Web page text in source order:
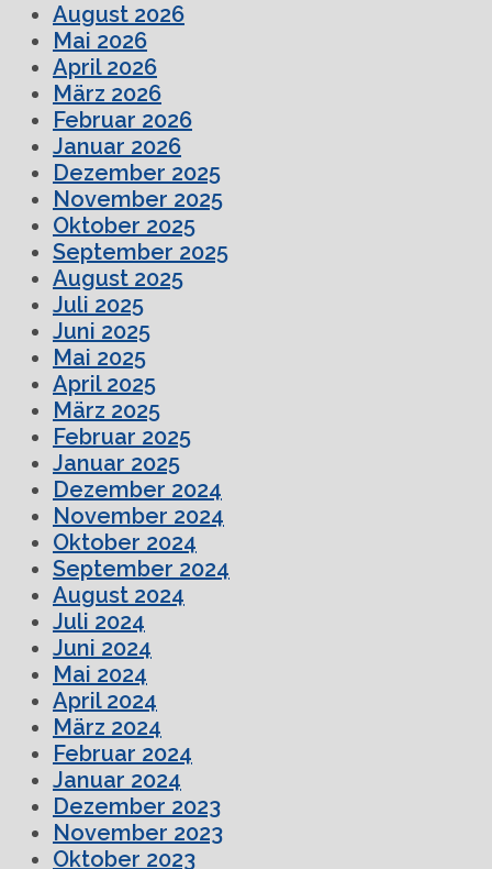
August 2026
Mai 2026
April 2026
März 2026
Februar 2026
Januar 2026
Dezember 2025
November 2025
Oktober 2025
September 2025
August 2025
Juli 2025
Juni 2025
Mai 2025
April 2025
März 2025
Februar 2025
Januar 2025
Dezember 2024
November 2024
Oktober 2024
September 2024
August 2024
Juli 2024
Juni 2024
Mai 2024
April 2024
März 2024
Februar 2024
Januar 2024
Dezember 2023
November 2023
Oktober 2023